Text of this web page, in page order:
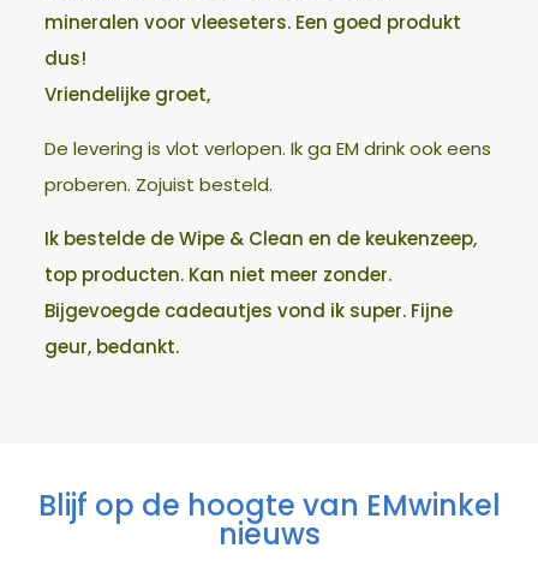
mineralen voor vleeseters. Een goed produkt
dus!
Vriendelijke groet,
De levering is vlot verlopen. Ik ga EM drink ook eens
proberen. Zojuist besteld.
Ik bestelde de Wipe & Clean en de keukenzeep,
top producten. Kan niet meer zonder.
Bijgevoegde cadeautjes vond ik super. Fijne
geur, bedankt.
Blijf op de hoogte van EMwinkel
nieuws